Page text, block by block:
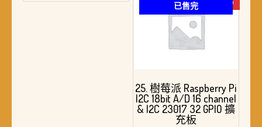
已售完
25. 樹莓派 Raspberry Pi
I2C 18bit A/D 16 channel
& I2C 23017 32 GPIO 擴
充板